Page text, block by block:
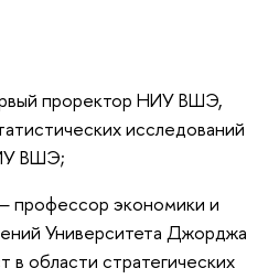
проректор НИУ ВШЭ,
исследований
ВШЭ;
профессор экономики и
Университета Джорджа
в области стратегических